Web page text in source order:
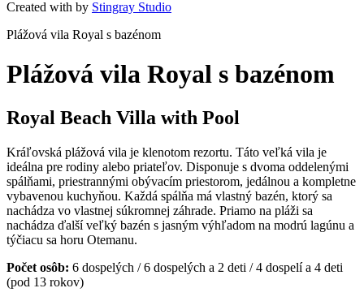
Created with by Stingray Studio
Plážová vila Royal s bazénom
Plážová vila Royal s bazénom
Royal Beach Villa with Pool
Kráľovská plážová vila je klenotom rezortu. Táto veľká vila je
ideálna pre rodiny alebo priateľov. Disponuje s dvoma oddelenými
spálňami, priestrannými obývacím priestorom, jedálnou a kompletne
vybavenou kuchyňou. Každá spálňa má vlastný bazén, ktorý sa
nachádza vo vlastnej súkromnej záhrade. Priamo na pláži sa
nachádza ďalší veľký bazén s jasným výhľadom na modrú lagúnu a
týčiacu sa horu Otemanu.
Počet osôb: 6 dospelých / 6 dospelých a 2 deti / 4 dospelí a 4 deti
(pod 13 rokov)